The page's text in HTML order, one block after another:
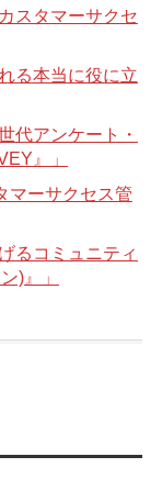
スタマーサクセ
る本当に役に立
代アンケート・
』」
マーサクセス管
るコミュニティ
)』」